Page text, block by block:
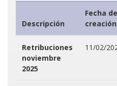
Descripción
Fecha de
creación
Retribuciones
noviembre
2025
11/02/